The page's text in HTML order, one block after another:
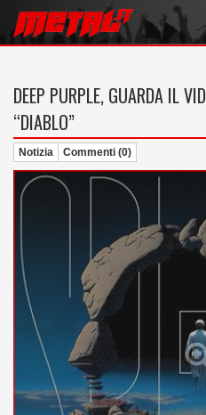
DEEP PURPLE, GUARDA IL
“DIABLO”
Notizia Commenti (0)